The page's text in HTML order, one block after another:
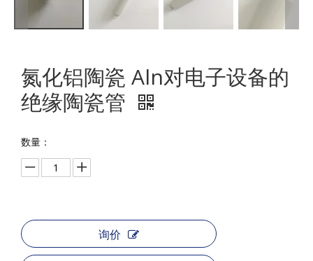
氮化铝陶瓷 Aln对电子设备的
绝缘陶瓷管
数量：
询价